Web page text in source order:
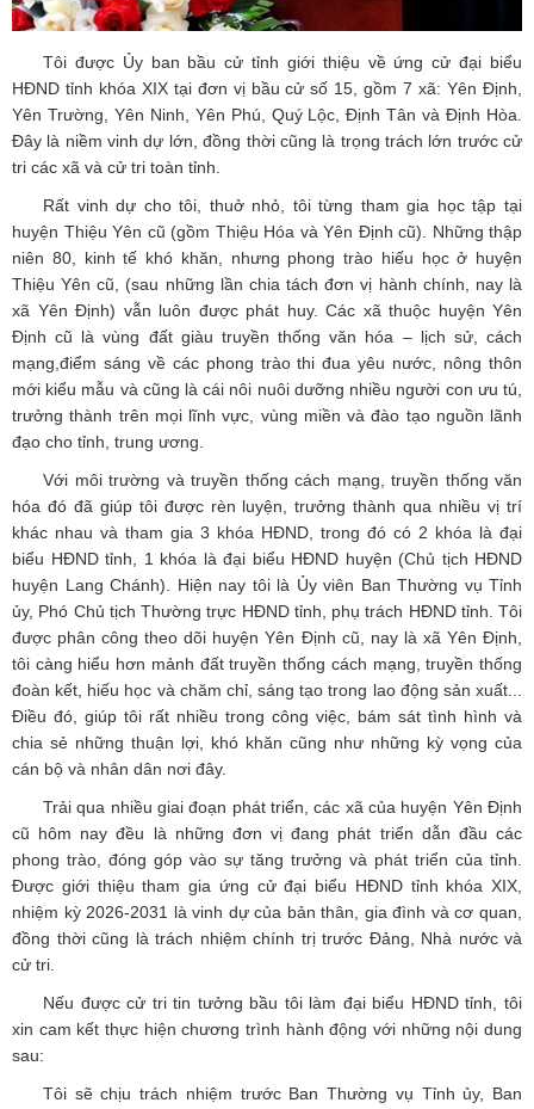
Tôi được Ủy ban bầu cử tỉnh giới thiệu về ứng cử đại biểu
HĐND tỉnh khóa XIX tại đơn vị bầu cử số 15, gồm 7 xã: Yên Định,
Yên Trường, Yên Ninh, Yên Phú, Quý Lộc, Định Tân và Định Hòa.
Đây là niềm vinh dự lớn, đồng thời cũng là trọng trách lớn trước cử
tri các xã và cử tri toàn tỉnh.
Rất vinh dự cho tôi, thuở nhỏ, tôi từng tham gia học tập tại
huyện Thiệu Yên cũ (gồm Thiệu Hóa và Yên Định cũ). Những thập
niên 80, kinh tế khó khăn, nhưng phong trào hiếu học ở huyện
Thiệu Yên cũ, (sau những lần chia tách đơn vị hành chính, nay là
xã Yên Định) vẫn luôn được phát huy. Các xã thuộc huyện Yên
Định cũ là vùng đất giàu truyền thống văn hóa – lịch sử, cách
mạng,điểm sáng về các phong trào thi đua yêu nước, nông thôn
mới kiểu mẫu và cũng là cái nôi nuôi dưỡng nhiều người con ưu tú,
trưởng thành trên mọi lĩnh vực, vùng miền và đào tạo nguồn lãnh
đạo cho tỉnh, trung ương.
Với môi trường và truyền thống cách mạng, truyền thống văn
hóa đó đã giúp tôi được rèn luyện, trưởng thành qua nhiều vị trí
khác nhau và tham gia 3 khóa HĐND, trong đó có 2 khóa là đại
biểu HĐND tỉnh, 1 khóa là đại biểu HĐND huyện (Chủ tịch HĐND
huyện Lang Chánh). Hiện nay tôi là Ủy viên Ban Thường vụ Tỉnh
ủy, Phó Chủ tịch Thường trực HĐND tỉnh, phụ trách HĐND tỉnh. Tôi
được phân công theo dõi huyện Yên Định cũ, nay là xã Yên Định,
tôi càng hiểu hơn mảnh đất truyền thống cách mạng, truyền thống
đoàn kết, hiếu học và chăm chỉ, sáng tạo trong lao động sản xuất...
Điều đó, giúp tôi rất nhiều trong công việc, bám sát tình hình và
chia sẻ những thuận lợi, khó khăn cũng như những kỳ vọng của
cán bộ và nhân dân nơi đây.
Trải qua nhiều giai đoạn phát triển, các xã của huyện Yên Định
cũ hôm nay đều là những đơn vị đang phát triển dẫn đầu các
phong trào, đóng góp vào sự tăng trưởng và phát triển của tỉnh.
Được giới thiệu tham gia ứng cử đại biểu HĐND tỉnh khóa XIX,
nhiệm kỳ 2026-2031 là vinh dự của bản thân, gia đình và cơ quan,
đồng thời cũng là trách nhiệm chính trị trước Đảng, Nhà nước và
cử tri.
Nếu được cử tri tin tưởng bầu tôi làm đại biểu HĐND tỉnh, tôi
xin cam kết thực hiện chương trình hành động với những nội dung
sau:
Tôi sẽ chịu trách nhiệm trước Ban Thường vụ Tỉnh ủy, Ban